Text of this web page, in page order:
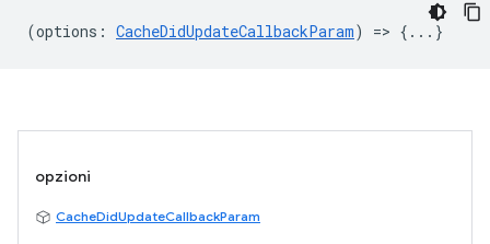
(options : CacheDidUpdateCallbackParam) => {...}
opzioni
CacheDidUpdateCallbackParam